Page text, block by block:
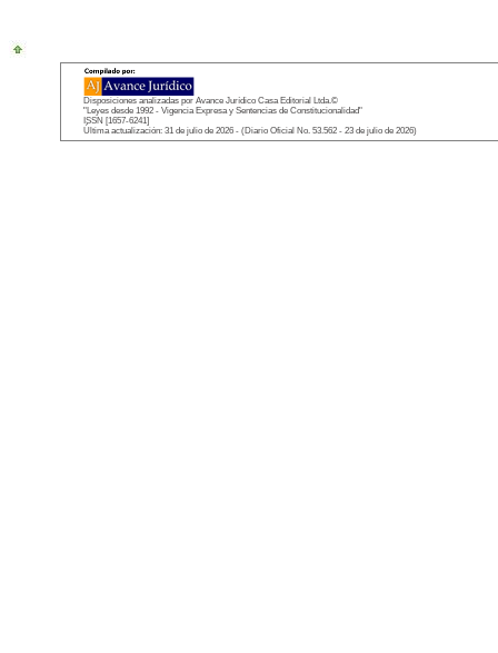
Disposiciones analizadas por Avance Jurídico Casa Editorial Ltda.©
"Leyes desde 1992 - Vigencia Expresa y Sentencias de Constitucionalidad"
ISSN [1657-6241]
Última actualización: 31 de julio de 2026 - (Diario Oficial No. 53.562 - 23 de julio de 2026)